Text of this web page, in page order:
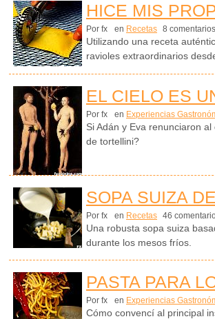
HICE MIS
Por fx en Recetas 8 comentarios
Utilizando una receta
ravioles extraordinarios
EL CIELO ES
Por fx en Experiencias
Si Adán y Eva renunciaron
de tortellini?
SOPA SUIZA
Por fx en Recetas 46
Una robusta sopa suiza
durante los mesos fríos.
PASTA PARA
Por fx en Experiencias
Cómo convencí al principal